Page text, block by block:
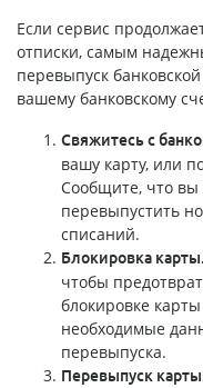
Если сервис
отписки, самым
перевыпуск
вашему банковскому
Свяжитесь с
вашу карту, или
Сообщите, что вы
перевыпустить
списаний.
Блокировка карты.
чтобы
блокировке
необходимые
перевыпуска.
Перевыпуск